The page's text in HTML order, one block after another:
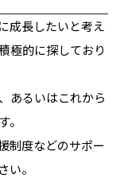
成長したいと考え
極的に探しており
あるいはこれから
制度などのサポー
い。